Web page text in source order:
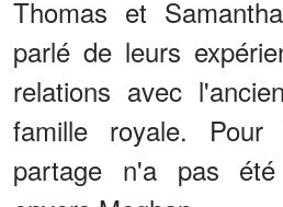
Thomas et
parlé de leurs
relations avec
famille royale.
partage n'a pas